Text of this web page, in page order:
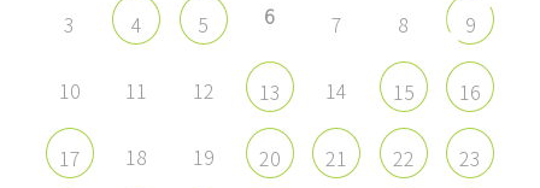
3 4 5 6 7 8 9
10 11 12 13 14 15 16
17 18 19 20 21 22 23